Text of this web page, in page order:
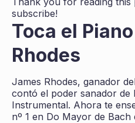
subscribe!
Toca el
Rhodes
James Rhodes, ganador
contó el poder sanador de
Instrumental. Ahora te
nº 1 en Do Mayor de Bach